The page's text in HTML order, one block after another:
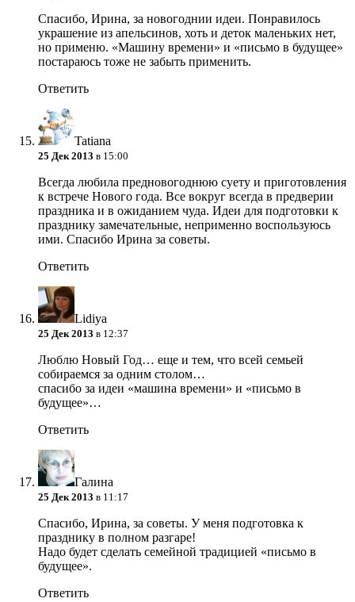
Спасибо, Ирина, за новогоднии идеи. Понравилось
украшение из апельсинов, хоть и деток маленьких нет,
но применю. «Машину времени» и «письмо в будущее»
постараюсь тоже не забыть применить.
Ответить
Tatiana
25 Дек 2013 в 15:00
Всегда любила предновогоднюю суету и приготовления
к встрече Нового года. Все вокруг всегда в предверии
праздника и в ожиданием чуда. Идеи для подготовки к
празднику замечательные, неприменно воспользуюсь
ими. Спасибо Ирина за советы.
Ответить
Lidiya
25 Дек 2013 в 12:37
Люблю Новый Год… еще и тем, что всей семьей
собираемся за одним столом…
спасибо за идеи «машина времени» и «письмо в
будущее»…
Ответить
Галина
25 Дек 2013 в 11:17
Спасибо, Ирина, за советы. У меня подготовка к
празднику в полном разгаре!
Надо будет сделать семейной традицией «письмо в
будущее».
Ответить